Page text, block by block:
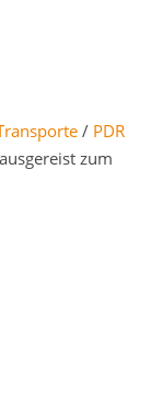
/ PDR
zum